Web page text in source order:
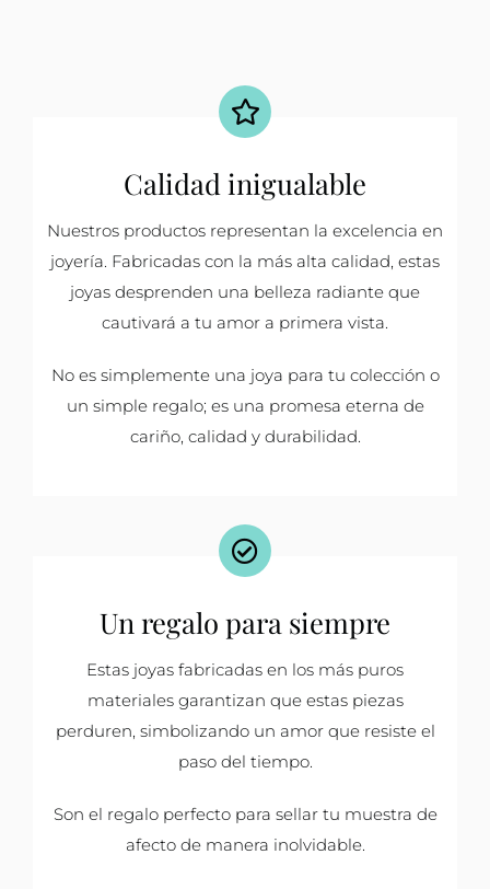
Calidad inigualable
Nuestros productos representan la excelencia en
joyería. Fabricadas con la más alta calidad, estas
joyas desprenden una belleza radiante que
cautivará a tu amor a primera vista.
No es simplemente una joya para tu colección o
un simple regalo; es una promesa eterna de
cariño, calidad y durabilidad.
Un regalo para siempre
Estas joyas fabricadas en los más puros
materiales garantizan que estas piezas
perduren, simbolizando un amor que resiste el
paso del tiempo.
Son el regalo perfecto para sellar tu muestra de
afecto de manera inolvidable.